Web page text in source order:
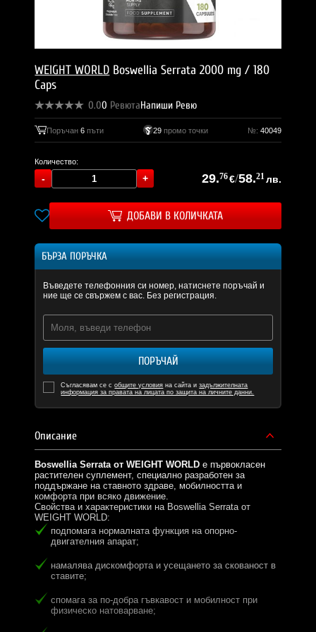
WEIGHT WORLD Boswellia Serrata 2000 mg / 180
Caps
0.00 РевютаНапиши Ревю
Поръчан6 пъти 29промо точки №: 40049
Количество:
29.76€/58.21лв.
ДОБАВИ В КОЛИЧКАТА
БЪРЗА ПОРЪЧКА
Въведете телефонния си номер, натиснете поръчай и
ние ще се свържем с вас. Без регистрация.
ПОРЪЧАЙ
Съгласявам се собщите условия на сайта изадължителната
информация за правата на лицата по защита на личните данни.
Описание
Boswellia Serrata от WEIGHT WORLD е първокласен
растителен суплемент, специално разработен за
поддържане на ставното здраве, мобилността и
комфорта при всяко движение.
Свойства и характеристики на Boswellia Serrata от
WEIGHT WORLD:
подпомага нормалната функция на опорно-
двигателния апарат;
намалява дискомфорта и усещането за скованост в
ставите;
спомага за по-добра гъвкавост и мобилност при
физическо натоварване;